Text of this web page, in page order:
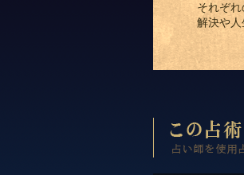
それぞ
解決や